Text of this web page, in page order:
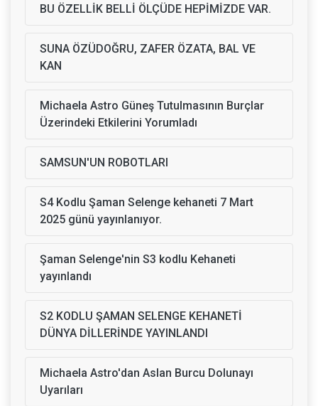
BU ÖZELLİK BELLİ ÖLÇÜDE HEPİMİZDE VAR.
SUNA ÖZÜDOĞRU, ZAFER ÖZATA, BAL VE
KAN
Michaela Astro Güneş Tutulmasının Burçlar
Üzerindeki Etkilerini Yorumladı
SAMSUN'UN ROBOTLARI
S4 Kodlu Şaman Selenge kehaneti 7 Mart
2025 günü yayınlanıyor.
Şaman Selenge'nin S3 kodlu Kehaneti
yayınlandı
S2 KODLU ŞAMAN SELENGE KEHANETİ
DÜNYA DİLLERİNDE YAYINLANDI
Michaela Astro'dan Aslan Burcu Dolunayı
Uyarıları